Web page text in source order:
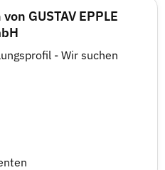
GUSTAV EPPLE
- Wir suchen